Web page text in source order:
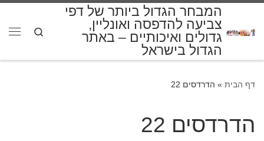
המבחר הגדול ביותר של דפי
צביעה להדפסה ואונליין,
גדולים ואיכותיים – באתר
הגדול בישראל
Search
דף הבית » הדרדסים 22
הדרדסים 22